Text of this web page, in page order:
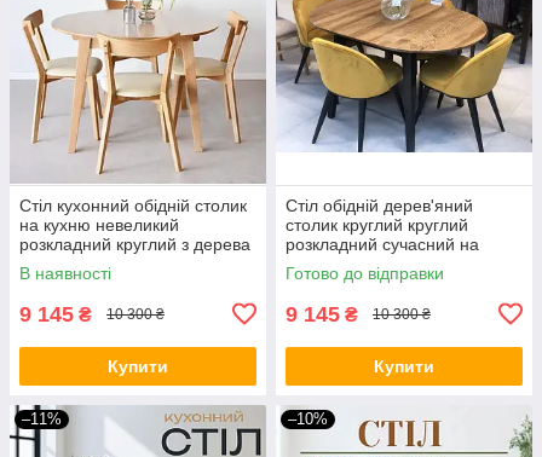
Стіл кухонний обідній столик
на кухню невеликий
розкладний круглий з дерева
кухонні столи Женова
Д90(130)
В наявності
9 145 ₴ 10 300 ₴
Купити
Стіл обідній дерев'яний
столик круглий круглий
розкладний сучасний на
кухню Женова 900(1300)х750
мм
Готово до відправки
9 145 ₴ 10 300 ₴
Купити
–11% –10%